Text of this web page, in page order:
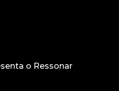
o Ressonar